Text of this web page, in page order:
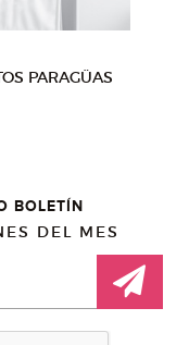
PARAGÜAS
BOLETÍN
DEL MES